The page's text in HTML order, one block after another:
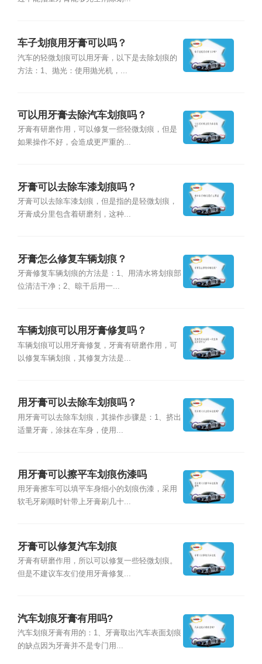
车子划痕用牙膏可以吗？
汽车的轻微划痕可以用牙膏，以下是去除划痕的
方法：1、抛光：使用抛光机，...
可以用牙膏去除汽车划痕吗？
牙膏有研磨作用，可以修复一些轻微划痕，但是
如果操作不好，会造成更严重的...
牙膏可以去除车漆划痕吗？
牙膏可以去除车漆划痕，但是指的是轻微划痕，
牙膏成分里包含着研磨剂，这种...
牙膏怎么修复车辆划痕？
牙膏修复车辆划痕的方法是：1、用清水将划痕部
位清洁干净；2、晾干后用一...
车辆划痕可以用牙膏修复吗？
车辆划痕可以用牙膏修复，牙膏有研磨作用，可
以修复车辆划痕，其修复方法是...
用牙膏可以去除车划痕吗？
用牙膏可以去除车划痕，其操作步骤是：1、挤出
适量牙膏，涂抹在车身，使用...
用牙膏可以擦平车划痕伤漆吗
用牙膏擦车可以填平车身细小的划痕伤漆，采用
软毛牙刷顺时针带上牙膏刷几十...
牙膏可以修复汽车划痕
牙膏有研磨作用，所以可以修复一些轻微划痕。
但是不建议车友们使用牙膏修复...
汽车划痕牙膏有用吗?
汽车划痕牙膏有用的：1、牙膏取出汽车表面划痕
的缺点因为牙膏并不是专门用...